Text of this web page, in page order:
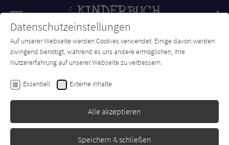
SUCHE Forum Charts Newsletter
Süßes oder Saures, Palomino
Mixtvision
Datenschutzeinstellungen
Auf unserer Webseite werden Cookies verwendet. Einige davon werden
zwingend benötigt, während es uns andere ermöglichen, Ihre
Nutzererfahrung auf unserer Webseite zu verbessern.
Essentiell Externe Inhalte
Alle akzeptieren
Speichern & schließen